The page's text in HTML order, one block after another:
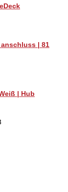
| 81
| Hub